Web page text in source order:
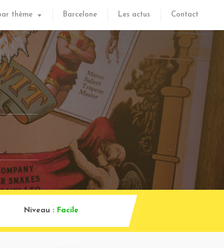
thème Barcelone Les actus Contact
Niveau : Facile